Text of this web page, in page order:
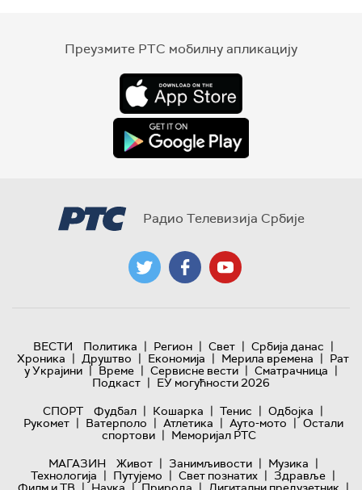
Преузмите РТС мобилну апликацију
Радио Телевизија Србије
ВЕСТИ Политика | Регион | Свет | Србија данас |
Хроника | Друштво | Економија | Мерила времена | Рат
у Украјини | Време | Сервисне вести | Сматрачница |
Подкаст | ЕУ могућности 2026
СПОРТ
Фудбал | Кошарка | Тенис | Одбојка |
Рукомет | Ватерполо | Атлетика | Ауто-мото | Остали
спортови | Меморијал РТС
МАГАЗИН
Живот | Занимљивости | Музика |
Технологијa | Путујемо | Свет познатих | Здравље |